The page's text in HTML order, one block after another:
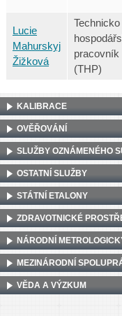
Lucie
Mahurskyj
Žižková
Technicko
pracovník
(THP)
KALIBRACE
OVĚŘOVÁNÍ
SLUŽBY OZNÁMENÉHO
OSTATNÍ SLUŽBY
STÁTNÍ ETALONY
ZDRAVOTNICKÉ
NÁRODNÍ
MEZINÁRODNÍ
VĚDA A VÝZKUM